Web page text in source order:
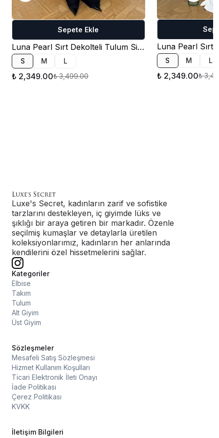
Sepete Ekle
Luna Pearl Sırt Dekolteli Tulum Siyah
S M L
₺ 2,349.00₺ 3,499.00
S M L
₺ 2,349.00₺
Luxe's Secret, kadınların zarif ve sofistike
tarzlarını destekleyen, iç giyimde lüks ve
şıklığı bir araya getiren bir markadır. Özenle
seçilmiş kumaşlar ve detaylarla üretilen
koleksiyonlarımız, kadınların her anlarında
kendilerini özel hissetmelerini sağlar.
Kategoriler
Elbise
Takım
Tulum
Alt Giyim
Üst Giyim
Sözleşmeler
Mesafeli Satış Sözleşmesi
Hizmet Kullanım Koşulları
Ticari Elektronik İleti Onayı
İade Politikası
Çerez Politikası
KVKK
İletişim Bilgileri